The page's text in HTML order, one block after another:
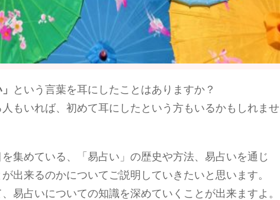
という言葉を耳にしたことはありますか？
もいれば、初めて耳にしたという方もいるかもしれませ
集めている、「易占い」の歴史や方法、易占いを通じ
出来るのかについてご説明していきたいと思います。
易占いについての知識を深めていくことが出来ますよ。